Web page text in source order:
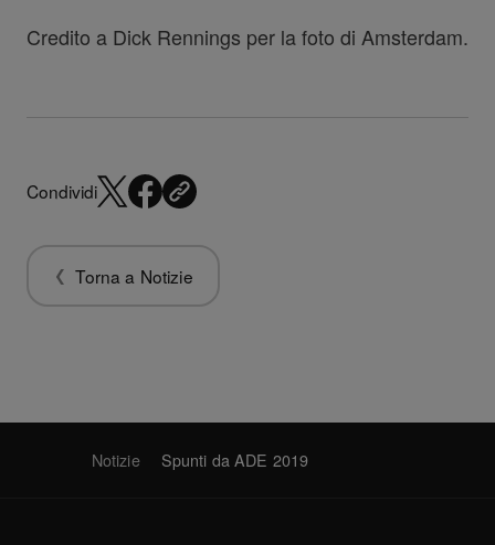
Credito a Dick Rennings per la foto di Amsterdam.
Condividi
Torna a Notizie
Notizie Spunti da ADE 2019